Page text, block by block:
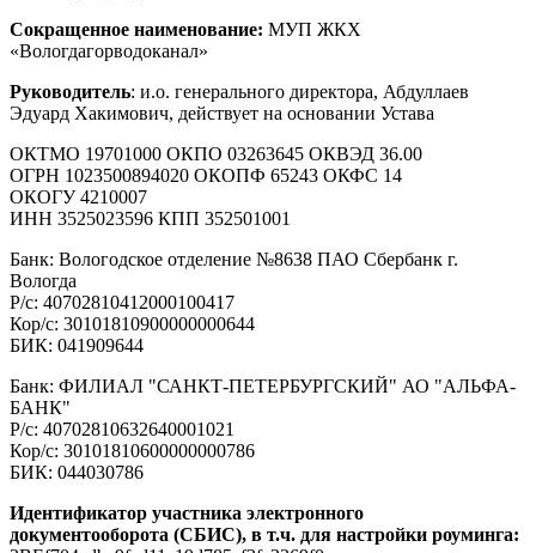
Сокращенное наименование: МУП ЖКХ
«Вологдагорводоканал»
Руководитель: и.о. генерального директора, Абдуллаев
Эдуард Хакимович, действует на основании Устава
ОКТМО 19701000 ОКПО 03263645 ОКВЭД 36.00
ОГРН 1023500894020 ОКОПФ 65243 ОКФС 14
ОКОГУ 4210007
ИНН 3525023596 КПП 352501001
Банк: Вологодское отделение №8638 ПАО Сбербанк г.
Вологда
Р/с: 40702810412000100417
Кор/с: 30101810900000000644
БИК: 041909644
Банк: ФИЛИАЛ "САНКТ-ПЕТЕРБУРГСКИЙ" АО "АЛЬФА-
БАНК"
Р/с: 40702810632640001021
Кор/с: 30101810600000000786
БИК: 044030786
Идентификатор участника электронного
документооборота (СБИС), в т.ч. для настройки роуминга: